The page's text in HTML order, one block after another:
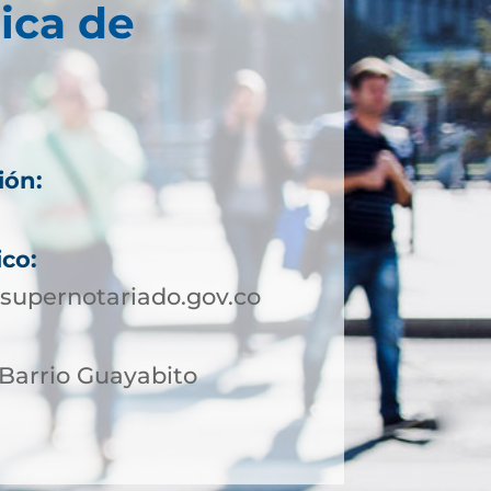
de
Guayabito